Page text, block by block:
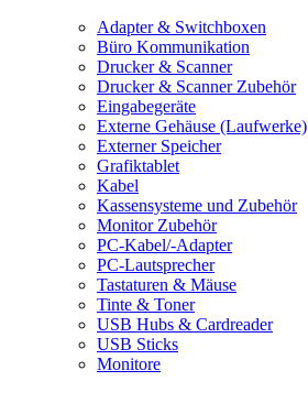
Adapter & Switchboxen
Büro Kommunikation
Drucker & Scanner
Drucker & Scanner Zubehör
Eingabegeräte
Externe Gehäuse (Laufwerke)
Externer Speicher
Grafiktablet
Kabel
Kassensysteme und Zubehör
Monitor Zubehör
PC-Kabel/-Adapter
PC-Lautsprecher
Tastaturen & Mäuse
Tinte & Toner
USB Hubs & Cardreader
USB Sticks
Monitore